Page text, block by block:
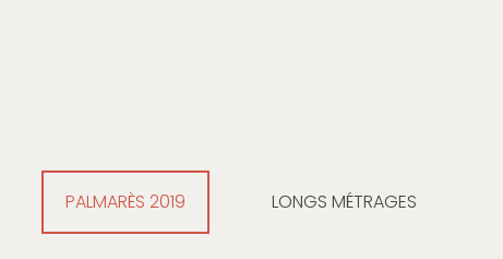
PALMARÈS 2019 LONGS MÉTRAGES